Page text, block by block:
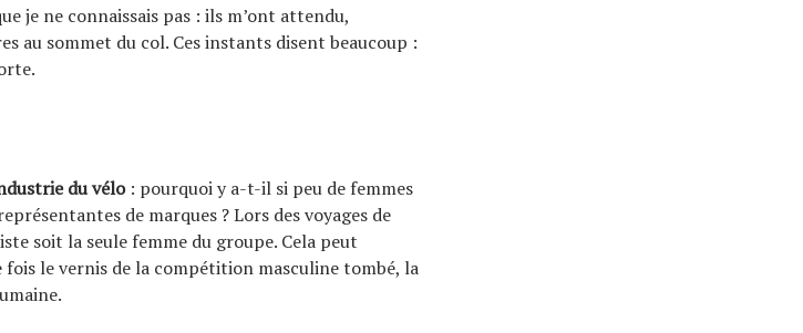
je ne connaissais pas : ils m’ont attendu,
au sommet du col. Ces instants disent beaucoup :
du vélo: pourquoi y a-t-il si peu de femmes
de marques ? Lors des voyages de
soit la seule femme du groupe. Cela peut
le vernis de la compétition masculine tombé, la